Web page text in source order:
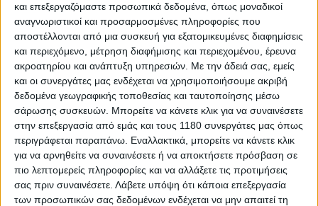
και επεξεργαζόμαστε προσωπικά δεδομένα, όπως μοναδικοί
αναγνωριστικοί και προσαρμοσμένες πληροφορίες που
αποστέλλονται από μια συσκευή για εξατομικευμένες διαφημίσεις
και περιεχόμενο, μέτρηση διαφήμισης και περιεχομένου, έρευνα
ακροατηρίου και ανάπτυξη υπηρεσιών. Με την άδειά σας, εμείς
και οι συνεργάτες μας ενδέχεται να χρησιμοποιήσουμε ακριβή
δεδομένα γεωγραφικής τοποθεσίας και ταυτοποίησης μέσω
σάρωσης συσκευών. Μπορείτε να κάνετε κλικ για να συναινέσετε
στην επεξεργασία από εμάς και τους 1180 συνεργάτες μας όπως
περιγράφεται παραπάνω. Εναλλακτικά, μπορείτε να κάνετε κλικ
για να αρνηθείτε να συναινέσετε ή να αποκτήσετε πρόσβαση σε
πιο λεπτομερείς πληροφορίες και να αλλάξετε τις προτιμήσεις
σας πριν συναινέσετε. Λάβετε υπόψη ότι κάποια επεξεργασία
των προσωπικών σας δεδομένων ενδέχεται να μην απαιτεί τη
επίσκεψή μας στο εργοστάσιο της D3O, για την οποία
εργάζεται ως αναβάτης εξέλιξης.
Το Between the Hedges ξεκίνησε, με το σκεπτικό να
αναδείξει τι σκέφτονται οι αγωνιζόμενοι που έχουν
καταφέρει να επιβιώσουν από τον αγώνα με τον
χρόνο στο Νησί και επιλέγουν να επιστρέψουν κάθε
χρόνο. Η πρώτη σεζόν κατάφερε να αποσπάσει το
βραβείο “Best Original Content” του αθλητικού μέσου
SportsPro, μπροστά από τα μεγαθήρια Warner Bros
Discovery και TNT Sports, έχοντας σημειώσει πάνω
από 2.000.000 θεάσεις μέχρι σήμερα.